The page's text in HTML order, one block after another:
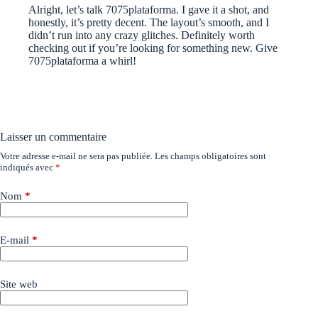
Alright, let’s talk 7075plataforma. I gave it a shot, and
honestly, it’s pretty decent. The layout’s smooth, and I
didn’t run into any crazy glitches. Definitely worth
checking out if you’re looking for something new. Give
7075plataforma a whirl!
Laisser un commentaire
Votre adresse e-mail ne sera pas publiée. Les champs obligatoires sont
indiqués avec *
Nom *
E-mail *
Site web